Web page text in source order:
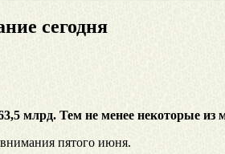
сегодня
млрд. Тем не менее некоторые
пятого июня.